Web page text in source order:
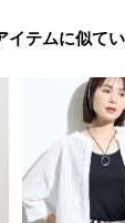
イテムに似て